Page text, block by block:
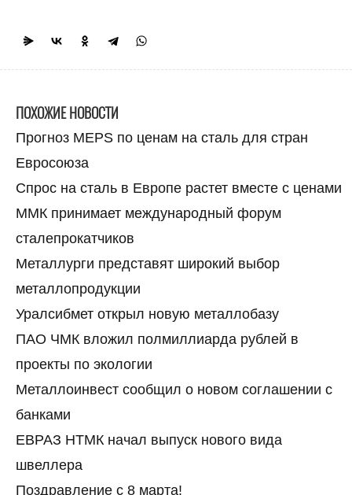
ПОХОЖИЕ НОВОСТИ
Прогноз MEPS по ценам на сталь для стран
Евросоюза
Спрос на сталь в Европе растет вместе с ценами
ММК принимает международный форум
сталепрокатчиков
Металлурги представят широкий выбор
металлопродукции
Уралсибмет открыл новую металлобазу
ПАО ЧМК вложил полмиллиарда рублей в
проекты по экологии
Металлоинвест сообщил о новом соглашении с
банками
ЕВРАЗ НТМК начал выпуск нового вида
швеллера
Поздравление с 8 марта!